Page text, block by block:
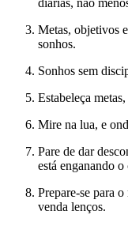
diárias, não
Metas, objetivos
sonhos.
Sonhos sem
Estabeleça
Mire na lua, e
Pare de dar
está enganando o
Prepare-se para
venda lenços.